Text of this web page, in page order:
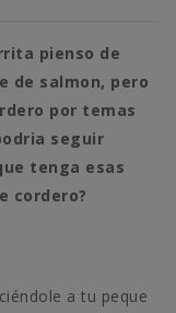
pienso de
de salmon, pero
por temas
seguir
tenga esas
cordero?
a tu peque